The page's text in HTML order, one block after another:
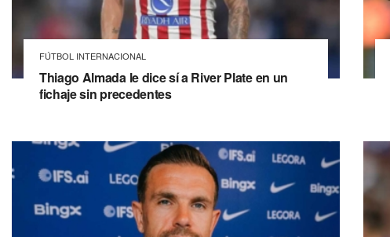
FÚTBOL INTERNACIONAL
Thiago Almada le dice sí a River Plate en un
fichaje sin precedentes